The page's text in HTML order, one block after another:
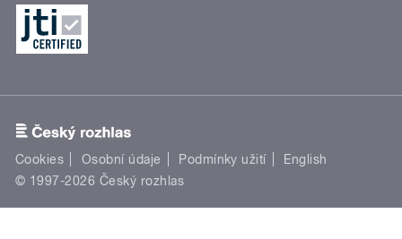
Cookies Osobní údaje Podmínky užití
English
© 1997-2026 Český rozhlas